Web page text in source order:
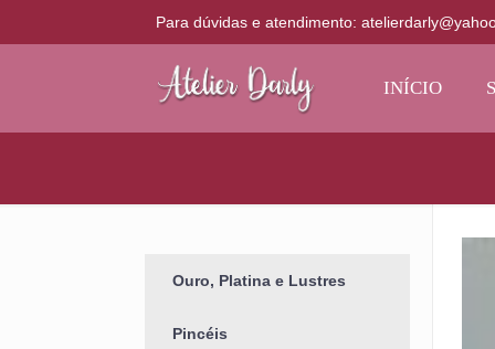
Para dúvidas e atendimento:
INÍCIO
Ouro, Platina e Lustres
Pincéis